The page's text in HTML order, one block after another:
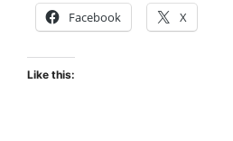
Facebook X
Like this: